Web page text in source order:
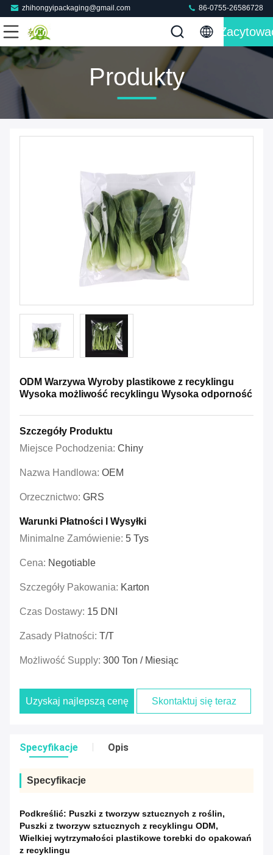
zhihongyipackaging@gmail.com 86-0755-26586728
Produkty
ODM Warzywa Wyroby plastikowe z recyklingu
Wysoka możliwość recyklingu Wysoka odporność
Szczegóły Produktu
Miejsce Pochodzenia: Chiny
Nazwa Handlowa: OEM
Orzecznictwo: GRS
Warunki Płatności I Wysyłki
Minimalne Zamówienie: 5 Tys
Cena: Negotiable
Szczegóły Pakowania: Karton
Czas Dostawy: 15 DNI
Zasady Płatności: T/T
Możliwość Supply: 300 Ton / Miesiąc
Uzyskaj najlepszą cenę Skontaktuj się teraz
Specyfikacje Opis
Specyfikacje
Podkreślić: Puszki z tworzyw sztucznych z roślin,
Puszki z tworzyw sztucznych z recyklingu ODM,
Wielkiej wytrzymałości plastikowe torebki do opakowań
z recyklingu